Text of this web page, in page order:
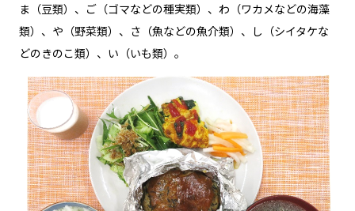
ま（豆類）、ご（ゴマなどの種実類）、わ（ワカメなどの海藻
類）、や（野菜類）、さ（魚などの魚介類）、し（シイタケな
どのきのこ類）、い（いも類）。